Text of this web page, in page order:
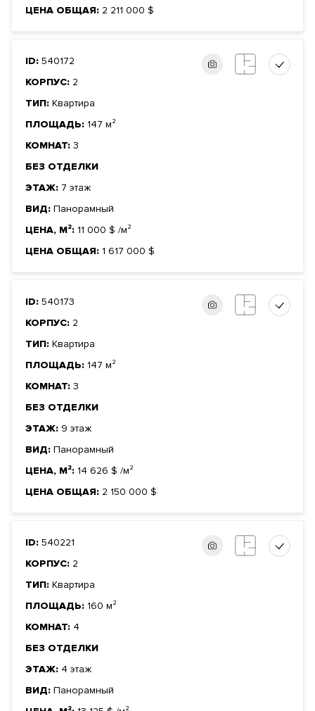
ЦЕНА ОБЩАЯ: 2 211 000 $
ID: 540172
КОРПУС: 2
ТИП: Квартира
ПЛОЩАДЬ: 147 м²
КОМНАТ: 3
БЕЗ ОТДЕЛКИ
ЭТАЖ: 7 этаж
ВИД: Панорамный
ЦЕНА, М²: 11 000 $ /м²
ЦЕНА ОБЩАЯ: 1 617 000 $
ID: 540173
КОРПУС: 2
ТИП: Квартира
ПЛОЩАДЬ: 147 м²
КОМНАТ: 3
БЕЗ ОТДЕЛКИ
ЭТАЖ: 9 этаж
ВИД: Панорамный
ЦЕНА, М²: 14 626 $ /м²
ЦЕНА ОБЩАЯ: 2 150 000 $
ID: 540221
КОРПУС: 2
ТИП: Квартира
ПЛОЩАДЬ: 160 м²
КОМНАТ: 4
БЕЗ ОТДЕЛКИ
ЭТАЖ: 4 этаж
ВИД: Панорамный